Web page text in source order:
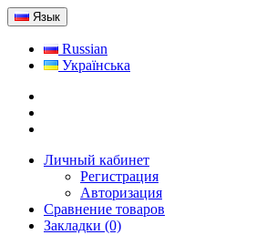
Язык
Russian
Українська
Личный кабинет
Регистрация
Авторизация
Сравнение товаров
Закладки (0)